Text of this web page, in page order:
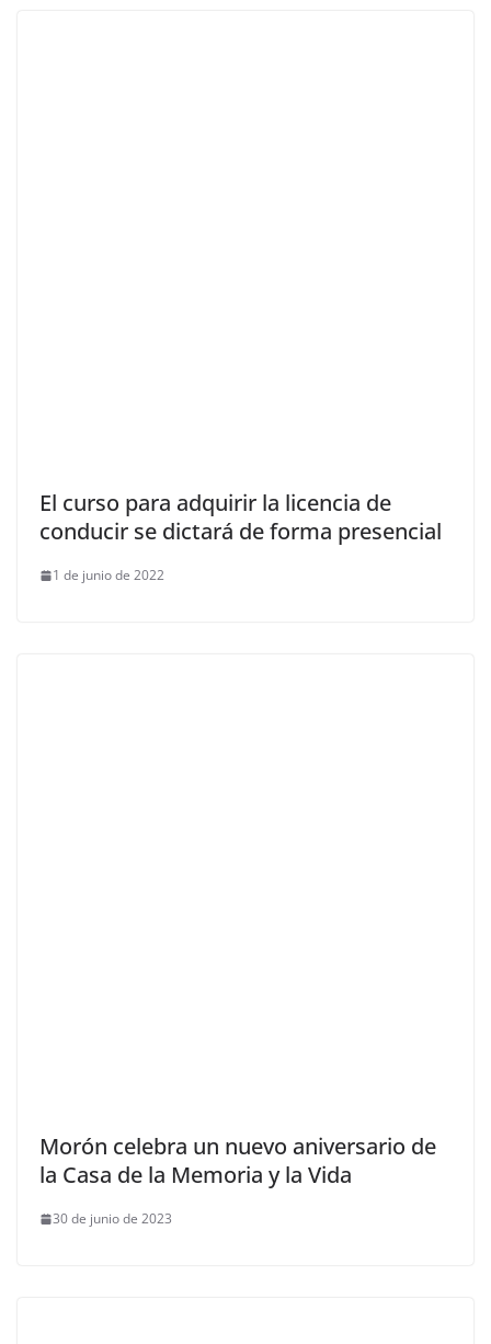
El curso para adquirir la licencia de
conducir se dictará de forma presencial
1 de junio de 2022
Morón celebra un nuevo aniversario de
la Casa de la Memoria y la Vida
30 de junio de 2023